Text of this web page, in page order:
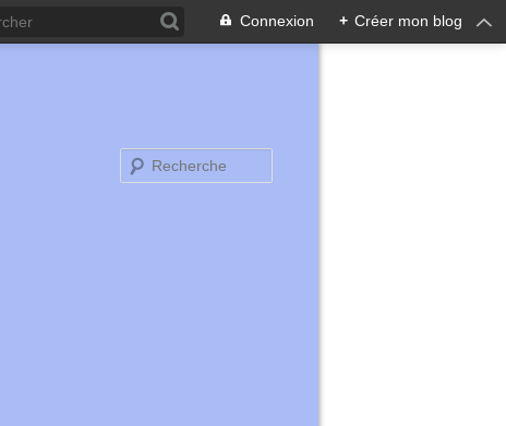
Connexion + Créer mon blog